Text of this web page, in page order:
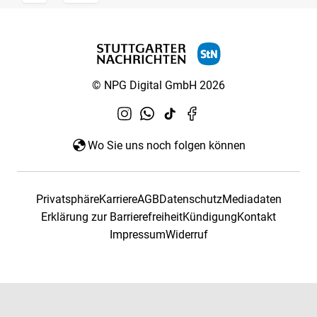
© NPG Digital GmbH 2026
Wo Sie uns noch folgen können
PrivatsphäreKarriereAGBDatenschutzMediadaten
Erklärung zur BarrierefreiheitKündigungKontakt
ImpressumWiderruf